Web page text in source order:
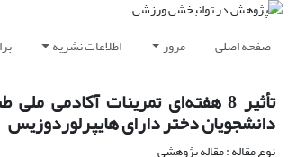
صفحه اصلی مرور اطلاعات نشریه
دانشجویان دختر دارای هایپرلوردوزیس
نوع مقاله : مقاله پژوهشی